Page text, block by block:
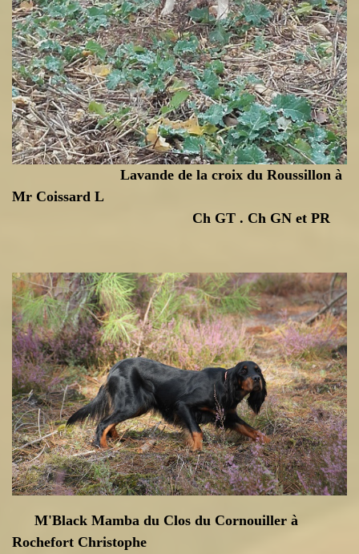
Lavande de la croix du Roussillon à
Mr Coissard L
Ch GT . Ch GN et PR
M'Black Mamba du Clos du Cornouiller à
Rochefort Christophe